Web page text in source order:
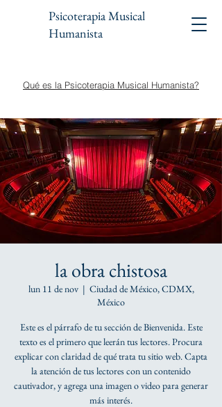
Psicoterapia Musical
Humanista
Qué es la Psicoterapia Musical Humanista?
la obra chistosa
lun 11 de nov
  |
Ciudad de México, CDMX,
México
Este es el párrafo de tu sección de Bienvenida. Este
texto es el primero que leerán tus lectores. Procura
explicar con claridad de qué trata tu sitio web. Capta
la atención de tus lectores con un contenido
cautivador, y agrega una imagen o video para generar
más interés.